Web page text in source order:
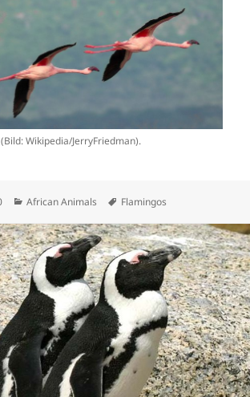
Wikipedia/JerryFriedman).
Kategorien
African Animals Schlagwörter
Flamingos